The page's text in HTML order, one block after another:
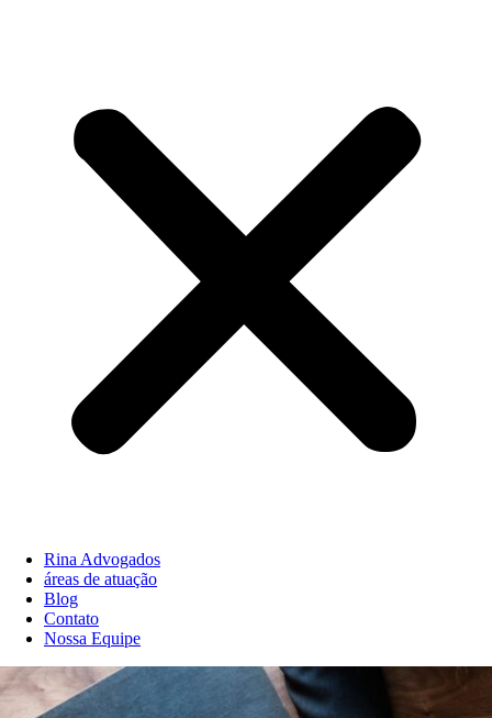
Rina Advogados
áreas de atuação
Blog
Contato
Nossa Equipe